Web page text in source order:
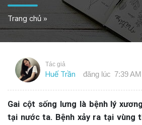
Trang chủ »
Tác giả
Huế Trần đăng lúc 7:39
Gai cột sống lưng là bệnh lý
tại nước ta. Bệnh xảy ra tại vùng